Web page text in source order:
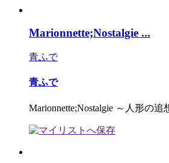
Marionnette;Nostalgie ...
青ふで
青ふで
Marionnette;Nostalgie ～人形の追